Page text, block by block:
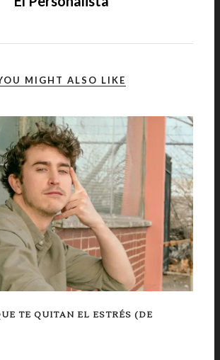
MIGHT ALSO LIKE
TE QUITAN EL ESTRÉS (DE